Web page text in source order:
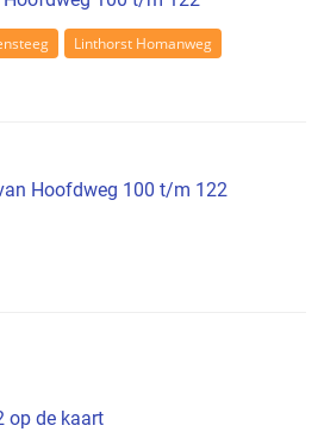
Linthorst Homanweg
Hoofdweg 100 t/m 122
op de kaart